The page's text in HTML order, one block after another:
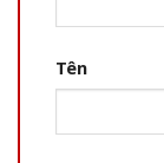
Tên